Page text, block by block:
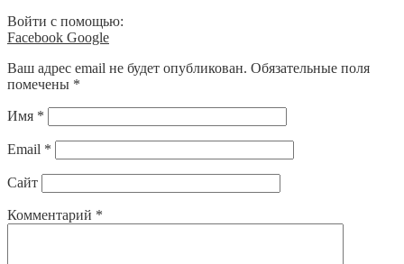
Войти с помощью:
Facebook Google
Ваш адрес email не будет опубликован. Обязательные поля
помечены *
Имя *
Email *
Сайт
Комментарий *